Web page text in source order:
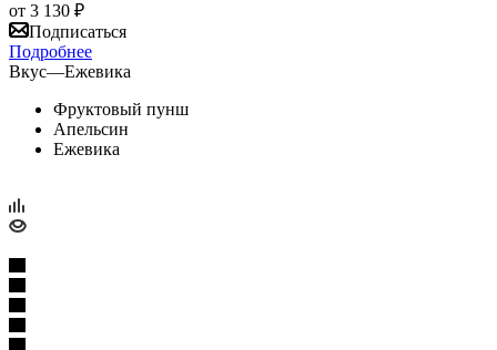
от 3 130 ₽
Подписаться
Подробнее
Вкус—Ежевика
Фруктовый пунш
Апельсин
Ежевика